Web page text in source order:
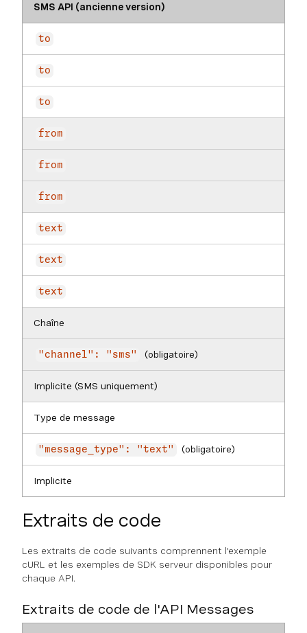
SMS API (ancienne version)
to
to
to
from
from
from
text
text
text
Chaîne
"channel": "sms" (obligatoire)
Implicite (SMS uniquement)
Type de message
"message_type": "text" (obligatoire)
Implicite
Extraits de code
Les extraits de code suivants comprennent l'exemple
cURL et les exemples de SDK serveur disponibles pour
chaque API.
Extraits de code de l'API Messages